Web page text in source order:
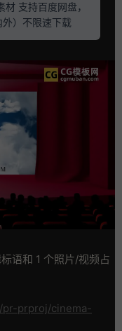
支持百度网盘，
）不限速下载
语和 1 个照片/视频占
pr-prproj/cinema-